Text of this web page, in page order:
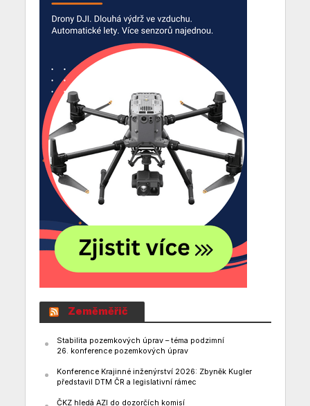
Zeměměřič
Stabilita pozemkových úprav – téma podzimní
26. konference pozemkových úprav
Konference Krajinné inženýrství 2026: Zbyněk Kugler
představil DTM ČR a legislativní rámec
ČKZ hledá AZI do dozorčích komisí